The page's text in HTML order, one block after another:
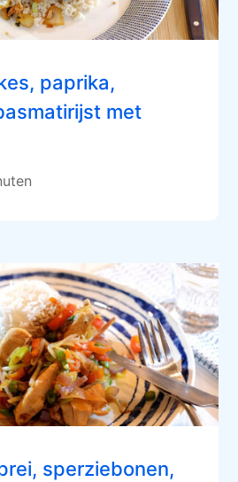
paprika,
met
sperziebonen,